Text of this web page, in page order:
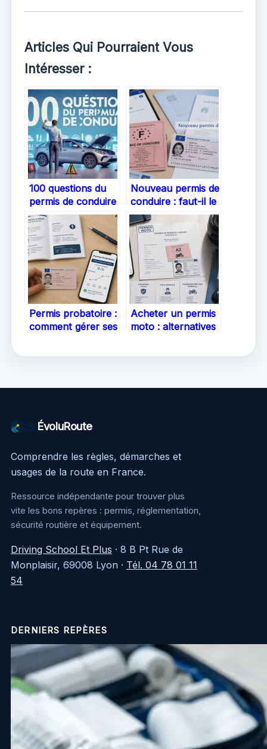
Articles Qui Pourraient Vous
Intéresser :
100 questions du
permis de conduire
: maîtrisez les
vérifications pour
assurer vos 3
points
Nouveau permis de
conduire : faut-il le
remplacer,
comment faire et
quels sont les
délais ?
Permis probatoire :
comment gérer ses
Acheter un permis
moto : alternatives
ÉvoluRoute
Comprendre les règles, démarches et
usages de la route en France.
Ressource indépendante pour trouver plus
vite les bons repères : permis, réglementation,
sécurité routière et équipement.
Driving School Et Plus · 8 B Pt Rue de
Monplaisir, 69008 Lyon · Tél. 04 78 01 11
54
DERNIERS REPÈRES